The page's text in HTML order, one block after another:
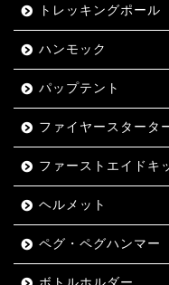
トレッキングポール
ハンモック
パップテント
ファイヤースタータ
ファーストエイドキ
ヘルメット
ペグ・ペグハンマー